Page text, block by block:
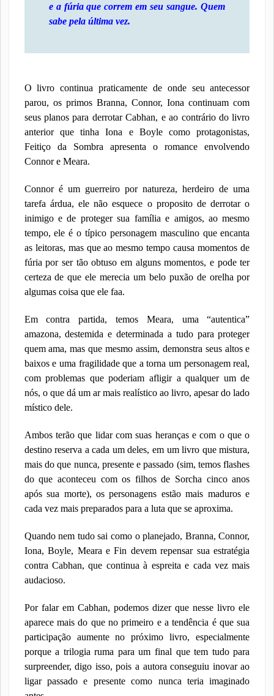
e a fúria que correm em seu sangue. Quem
sabe pela última vez.
O livro continua praticamente de onde seu antecessor
parou, os primos Branna, Connor, Iona continuam com
seus planos para derrotar Cabhan, e ao contrário do livro
anterior que tinha Iona e Boyle como protagonistas,
Feitiço da Sombra apresenta o romance envolvendo
Connor e Meara.
Connor é um guerreiro por natureza, herdeiro de uma
tarefa árdua, ele não esquece o proposito de derrotar o
inimigo e de proteger sua família e amigos, ao mesmo
tempo, ele é o típico personagem masculino que encanta
as leitoras, mas que ao mesmo tempo causa momentos de
fúria por ser tão obtuso em alguns momentos, e pode ter
certeza de que ele merecia um belo puxão de orelha por
algumas coisa que ele faa.
Em contra partida, temos Meara, uma “autentica”
amazona, destemida e determinada a tudo para proteger
quem ama, mas que mesmo assim, demonstra seus altos e
baixos e uma fragilidade que a torna um personagem real,
com problemas que poderiam afligir a qualquer um de
nós, o que dá um ar mais realístico ao livro, apesar do lado
místico dele.
Ambos terão que lidar com suas heranças e com o que o
destino reserva a cada um deles, em um livro que mistura,
mais do que nunca, presente e passado (sim, temos flashes
do que aconteceu com os filhos de Sorcha cinco anos
após sua morte), os personagens estão mais maduros e
cada vez mais preparados para a luta que se aproxima.
Quando nem tudo sai como o planejado, Branna, Connor,
Iona, Boyle, Meara e Fin devem repensar sua estratégia
contra Cabhan, que continua à espreita e cada vez mais
audacioso.
Por falar em Cabhan, podemos dizer que nesse livro ele
aparece mais do que no primeiro e a tendência é que sua
participação aumente no próximo livro, especialmente
porque a trilogia ruma para um final que tem tudo para
surpreender, digo isso, pois a autora conseguiu inovar ao
ligar passado e presente como nunca teria imaginado